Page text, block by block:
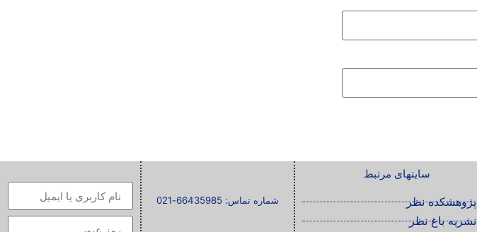
سایتهای مرتبط
پژوهشکده نظر
نشریه باغ نظر
شماره تماس: 66435985-021